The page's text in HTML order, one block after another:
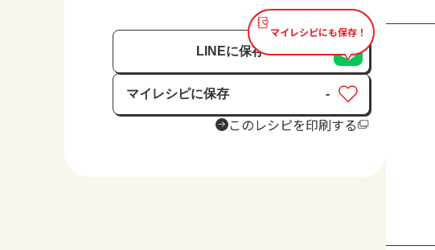
マイレシピにも保存！
LINEに保存
マイレシピに保存
保存済み
-
このレシピを印刷する